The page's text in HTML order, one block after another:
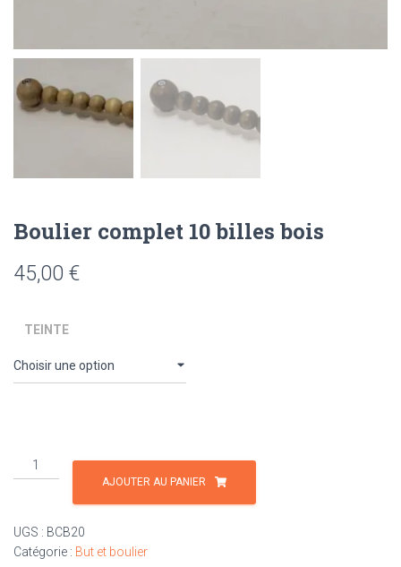
Boulier complet 10 billes bois
45,00 €
TEINTE
quantité
de
10
billes
AJOUTER AU PANIER
UGS : BCB20
Catégorie : But et boulier